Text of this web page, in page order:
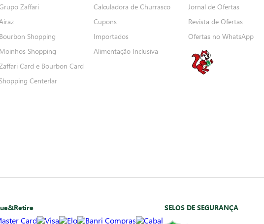
Zaffari
Bourbon Shopping
Moinhos Shopping
Card e Bourbon Card
Shopping Centerlar
Calculadora de Churrasco
Cupons
Importados
Alimentação Inclusiva
Jornal de Ofertas
Revista de Ofertas
Ofertas no WhatsApp
SELOS DE SEGURANÇA